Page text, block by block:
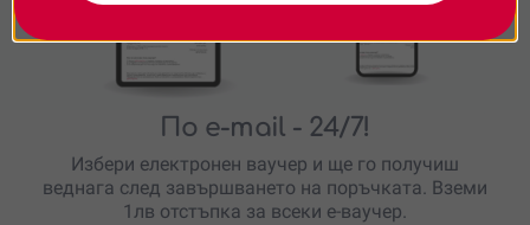
По e-mail - 24/7!
Избери електронен ваучер и ще го получиш
веднага след завършването на поръчката. Вземи
1лв отстъпка за всеки е-ваучер.